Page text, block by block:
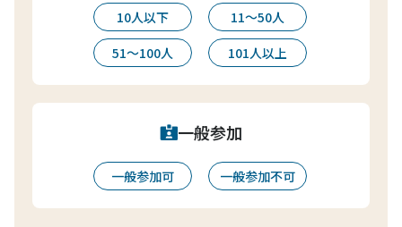
10人以下
11〜50人
51〜100人
101人以上
一般参加
一般参加可 一般参加不可